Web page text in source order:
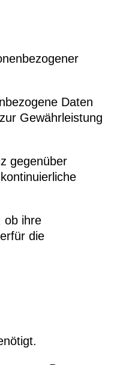
Daten
Gewährleistung
gegenüber
ob ihre
die